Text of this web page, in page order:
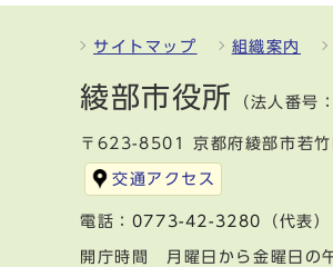
サイトマップ 組織案内
綾部市役所 （法人番
〒623-8501 京都府綾部市若竹
交通アクセス
電話： 0773-42-3280 （代表
開庁時間 月曜日から金曜日の